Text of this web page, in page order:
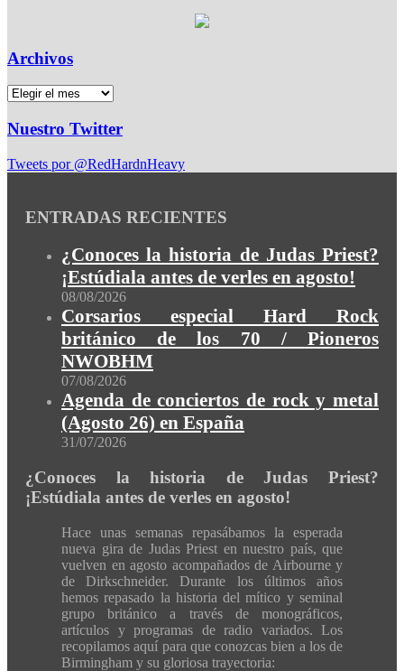
Archivos
Nuestro Twitter
Tweets por @RedHardnHeavy
ENTRADAS RECIENTES
¿Conoces la historia de Judas Priest?
¡Estúdiala antes de verles en agosto!
08/08/2026
Corsarios especial Hard Rock
británico de los 70 / Pioneros
NWOBHM
07/08/2026
Agenda de conciertos de rock y metal
(Agosto 26) en España
31/07/2026
¿Conoces la historia de Judas Priest?
¡Estúdiala antes de verles en agosto!
Hace unas semanas repasábamos la esperada
nueva gira de Judas Priest en nuestro país, que
vuelven en agosto acompañados de Airbourne y
de Dirkschneider. Durante los últimos años
hemos repasado la historia del mítico y seminal
grupo británico a través de monográficos,
artículos y programas de radio variados. Los
recopilamos aquí para que conozcas bien a los de
Birmingham y su gloriosa trayectoria: